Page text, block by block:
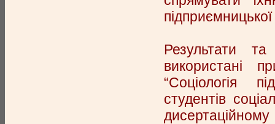
Результати
використані
“Соціологія
студентів